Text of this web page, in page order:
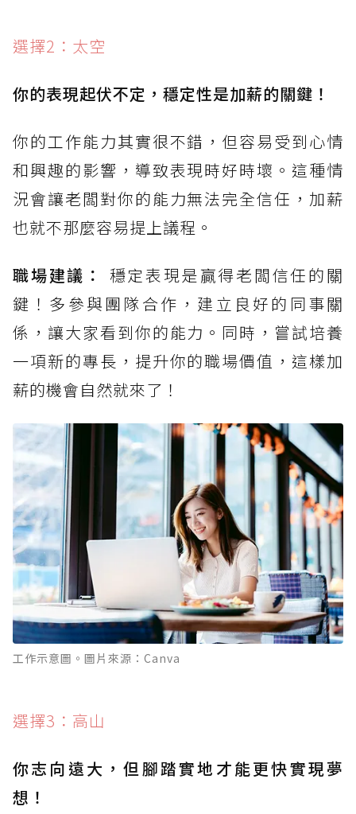
選擇2：太空
你的表現起伏不定，穩定性是加薪的關鍵！
你的工作能力其實很不錯，但容易受到心情
和興趣的影響，導致表現時好時壞。這種情
況會讓老闆對你的能力無法完全信任，加薪
也就不那麼容易提上議程。
職場建議： 穩定表現是贏得老闆信任的關
鍵！多參與團隊合作，建立良好的同事關
係，讓大家看到你的能力。同時，嘗試培養
一項新的專長，提升你的職場價值，這樣加
薪的機會自然就來了！
工作示意圖。圖片來源：Canva
選擇3：高山
你志向遠大，但腳踏實地才能更快實現夢
想！